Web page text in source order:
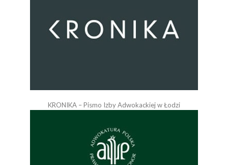
KRONIKA – Pismo Izby Adwokackiej w Łodzi